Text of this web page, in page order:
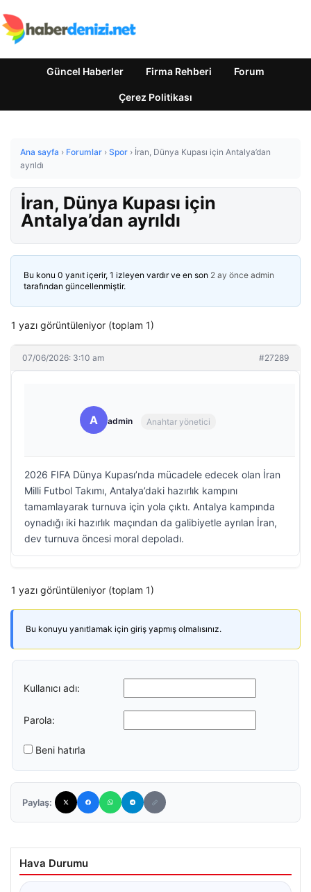
Güncel Haberler Firma Rehberi Forum
Çerez Politikası
Ana sayfa › Forumlar › Spor › İran, Dünya Kupası için Antalya’dan
ayrıldı
İran, Dünya Kupası için
Antalya’dan ayrıldı
Bu konu 0 yanıt içerir, 1 izleyen vardır ve en son 2 ay önce admin
tarafından güncellenmiştir.
1 yazı görüntüleniyor (toplam 1)
07/06/2026: 3:10 am #27289
A admin Anahtar yönetici
2026 FIFA Dünya Kupası’nda mücadele edecek olan İran
Milli Futbol Takımı, Antalya’daki hazırlık kampını
tamamlayarak turnuva için yola çıktı. Antalya kampında
oynadığı iki hazırlık maçından da galibiyetle ayrılan İran,
dev turnuva öncesi moral depoladı.
1 yazı görüntüleniyor (toplam 1)
Bu konuyu yanıtlamak için giriş yapmış olmalısınız.
Kullanıcı adı:
Parola:
Beni hatırla
Paylaş:
Hava Durumu